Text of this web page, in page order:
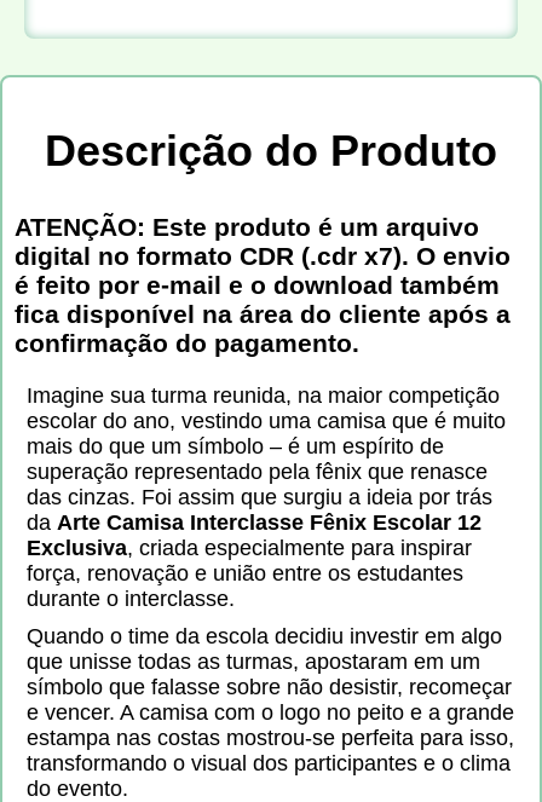
Descrição do Produto
ATENÇÃO: Este produto é um arquivo
digital no formato CDR (.cdr x7). O envio
é feito por e-mail e o download também
fica disponível na área do cliente após a
confirmação do pagamento.
Imagine sua turma reunida, na maior competição
escolar do ano, vestindo uma camisa que é muito
mais do que um símbolo – é um espírito de
superação representado pela fênix que renasce
das cinzas. Foi assim que surgiu a ideia por trás
da Arte Camisa Interclasse Fênix Escolar 12
Exclusiva, criada especialmente para inspirar
força, renovação e união entre os estudantes
durante o interclasse.
Quando o time da escola decidiu investir em algo
que unisse todas as turmas, apostaram em um
símbolo que falasse sobre não desistir, recomeçar
e vencer. A camisa com o logo no peito e a grande
estampa nas costas mostrou-se perfeita para isso,
transformando o visual dos participantes e o clima
do evento.